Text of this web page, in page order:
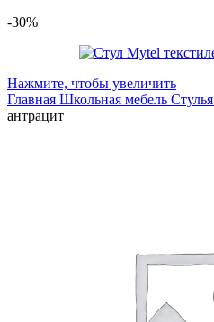
-30%
Нажмите, чтобы увеличить
Главная Школьная мебель Стулья
антрацит